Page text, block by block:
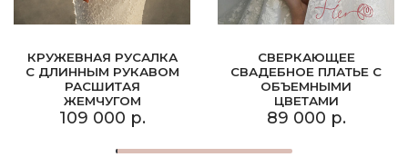
КРУЖЕВНАЯ РУСАЛКА
С ДЛИННЫМ РУКАВОМ
РАСШИТАЯ
ЖЕМЧУГОМ
109 000 р.
СВЕРКАЮЩЕЕ
СВАДЕБНОЕ ПЛАТЬЕ С
ОБЪЕМНЫМИ
ЦВЕТАМИ
89 000 р.